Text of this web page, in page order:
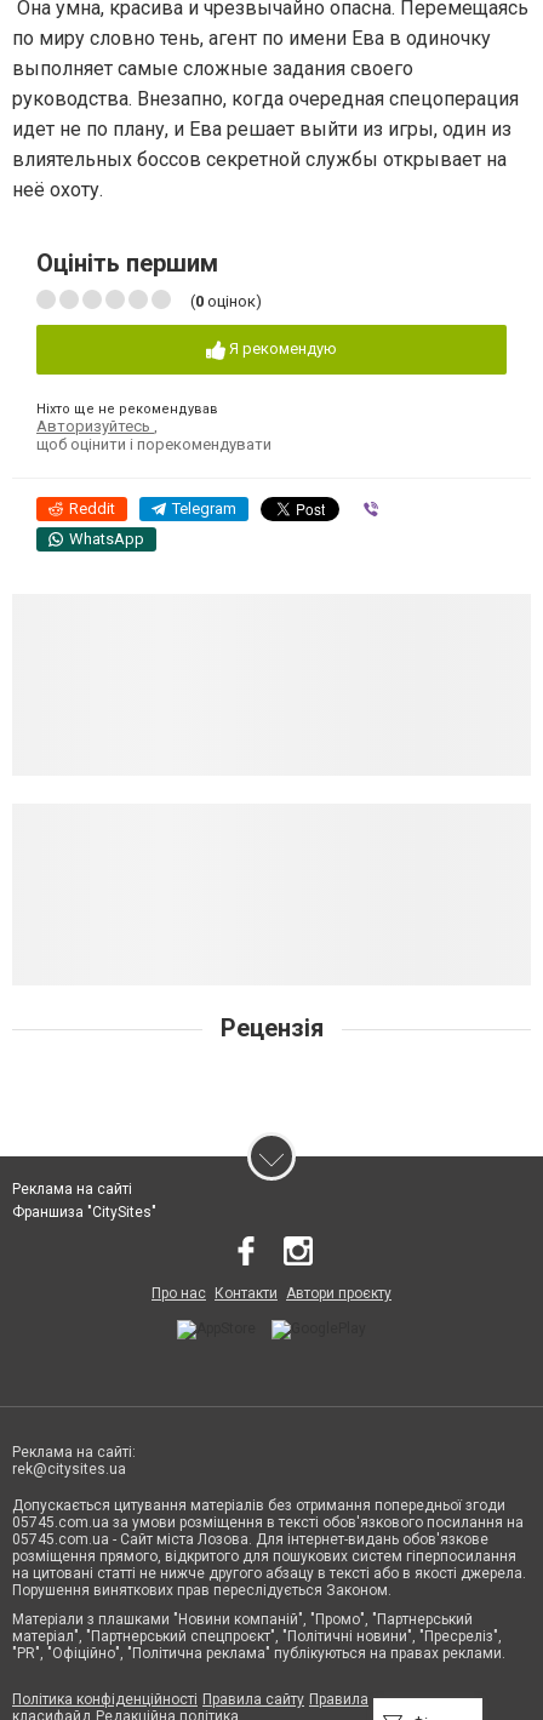
Она умна, красива и чрезвычайно опасна. Перемещаясь
по миру словно тень, агент по имени Ева в одиночку
выполняет самые сложные задания своего
руководства. Внезапно, когда очередная спецоперация
идет не по плану, и Ева решает выйти из игры, один из
влиятельных боссов секретной службы открывает на
неё охоту.
Оцініть першим
(0 оцінок)
Я рекомендую
Ніхто ще не рекомендував
Авторизуйтесь
щоб оцінити і порекомендувати
Reddit Telegram
WhatsApp
Рецензія
Реклама на сайті
Франшиза "CitySites"
Про нас Контакти Автори проєкту
Реклама на сайті:
rek@citysites.ua
Допускається цитування матеріалів без отримання попередньої згоди
05745.com.ua за умови розміщення в тексті обов'язкового посилання на
05745.com.ua - Сайт міста Лозова. Для інтернет-видань обов'язкове
розміщення прямого, відкритого для пошукових систем гіперпосилання
на цитовані статті не нижче другого абзацу в тексті або в якості джерела.
Порушення виняткових прав переслідується Законом.
Матеріали з плашками "Новини компаній", "Промо", "Партнерський
матеріал", "Партнерський спецпроєкт", "Політичні новини", "Пресреліз",
"PR", "Офіційно", "Політична реклама" публікуються на правах реклами.
Політика конфіденційності Правила сайту Правила
класифайд Редакційна політика